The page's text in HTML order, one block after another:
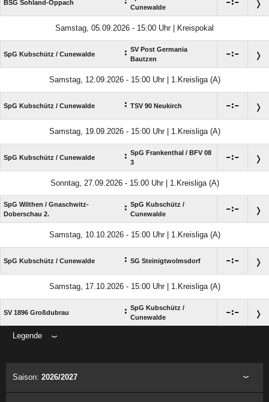
BSG Sohland-Oppach
Cunewalde
:
Samstag, 05.09.2026 - 15:00 Uhr | Kreispokal
SpG Kubschütz /​ Cunewalde : SV Post Germania
Bautzen
:
Samstag, 12.09.2026 - 15:00 Uhr | 1.Kreisliga (A)
SpG Kubschütz /​ Cunewalde : TSV 90 Neukirch :
Samstag, 19.09.2026 - 15:00 Uhr | 1.Kreisliga (A)
SpG Kubschütz /​ Cunewalde : SpG Frankenthal /​ BFV 08
3
:
Sonntag, 27.09.2026 - 15:00 Uhr | 1.Kreisliga (A)
SpG Wilthen /​ Gnaschwitz-
Doberschau 2.
: SpG Kubschütz /​
Cunewalde
:
Samstag, 10.10.2026 - 15:00 Uhr | 1.Kreisliga (A)
SpG Kubschütz /​ Cunewalde : SG Steinigtwolmsdorf :
Samstag, 17.10.2026 - 15:00 Uhr | 1.Kreisliga (A)
SV 1896 Großdubrau : SpG Kubschütz /​
Cunewalde
:
Legende
Saison: 2026/2027